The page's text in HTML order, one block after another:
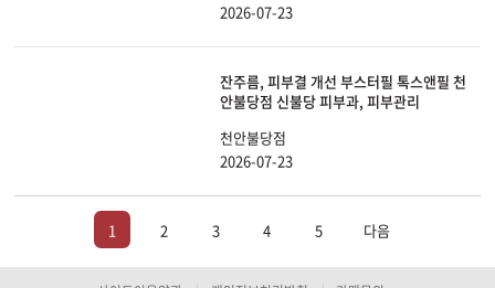
2026-07-23
잔주름, 피부결 개선 부스터필 톡스앤필 천
안불당점 신불당 피부과, 피부관리
천안불당점
2026-07-23
1 2 3 4 5 다음